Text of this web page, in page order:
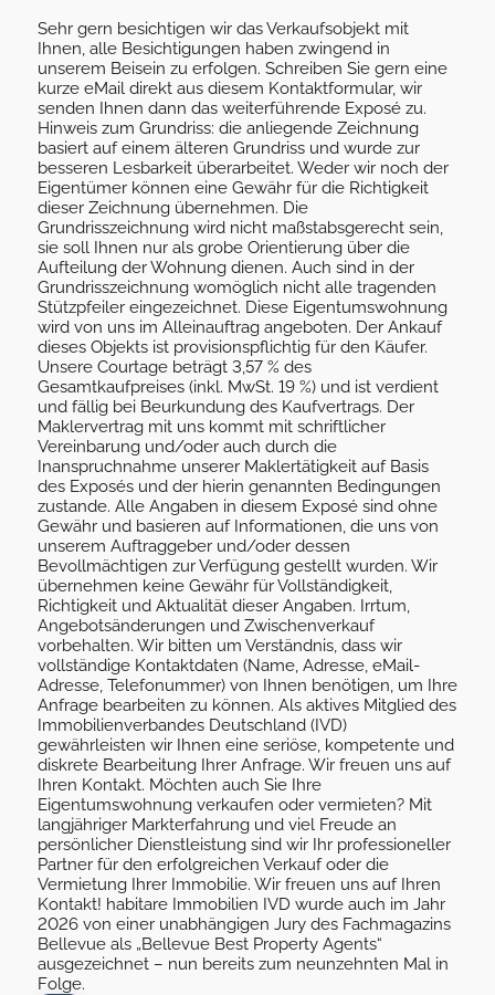
Sehr gern besichtigen wir das Verkaufsobjekt mit
Ihnen, alle Besichtigungen haben zwingend in
unserem Beisein zu erfolgen. Schreiben Sie gern eine
kurze eMail direkt aus diesem Kontaktformular, wir
senden Ihnen dann das weiterführende Exposé zu.
Hinweis zum Grundriss: die anliegende Zeichnung
basiert auf einem älteren Grundriss und wurde zur
besseren Lesbarkeit überarbeitet. Weder wir noch der
Eigentümer können eine Gewähr für die Richtigkeit
dieser Zeichnung übernehmen. Die
Grundrisszeichnung wird nicht maßstabsgerecht sein,
sie soll Ihnen nur als grobe Orientierung über die
Aufteilung der Wohnung dienen. Auch sind in der
Grundrisszeichnung womöglich nicht alle tragenden
Stützpfeiler eingezeichnet. Diese Eigentumswohnung
wird von uns im Alleinauftrag angeboten. Der Ankauf
dieses Objekts ist provisionspflichtig für den Käufer.
Unsere Courtage beträgt 3,57 % des
Gesamtkaufpreises (inkl. MwSt. 19 %) und ist verdient
und fällig bei Beurkundung des Kaufvertrags. Der
Maklervertrag mit uns kommt mit schriftlicher
Vereinbarung und/oder auch durch die
Inanspruchnahme unserer Maklertätigkeit auf Basis
des Exposés und der hierin genannten Bedingungen
zustande. Alle Angaben in diesem Exposé sind ohne
Gewähr und basieren auf Informationen, die uns von
unserem Auftraggeber und/oder dessen
Bevollmächtigen zur Verfügung gestellt wurden. Wir
übernehmen keine Gewähr für Vollständigkeit,
Richtigkeit und Aktualität dieser Angaben. Irrtum,
Angebotsänderungen und Zwischenverkauf
vorbehalten. Wir bitten um Verständnis, dass wir
vollständige Kontaktdaten (Name, Adresse, eMail-
Adresse, Telefonummer) von Ihnen benötigen, um Ihre
Anfrage bearbeiten zu können. Als aktives Mitglied des
Immobilienverbandes Deutschland (IVD)
gewährleisten wir Ihnen eine seriöse, kompetente und
diskrete Bearbeitung Ihrer Anfrage. Wir freuen uns auf
Ihren Kontakt. Möchten auch Sie Ihre
Eigentumswohnung verkaufen oder vermieten? Mit
langjähriger Markterfahrung und viel Freude an
persönlicher Dienstleistung sind wir Ihr professioneller
Partner für den erfolgreichen Verkauf oder die
Vermietung Ihrer Immobilie. Wir freuen uns auf Ihren
Kontakt! habitare Immobilien IVD wurde auch im Jahr
2026 von einer unabhängigen Jury des Fachmagazins
Bellevue als „Bellevue Best Property Agents“
ausgezeichnet – nun bereits zum neunzehnten Mal in
Folge.